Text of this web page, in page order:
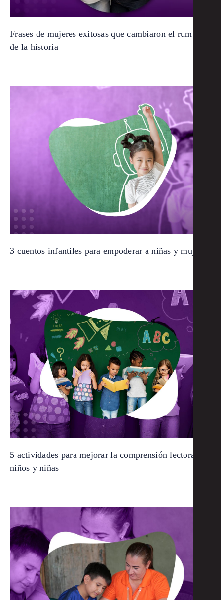
Frases de mujeres exitosas que cambiaron el rumbo
de la historia
3 cuentos infantiles para empoderar a niñas y mujeres
5 actividades para mejorar la comprensión lectora de
niños y niñas